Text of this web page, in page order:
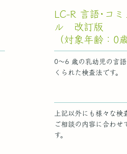
LC-R 言語･コ
ル 改訂版
（対象年齢：0
0～6 歳の乳幼児の言
くられた検査法です。
上記以外にも様々な検
ご相談の内容に合わせ
す。